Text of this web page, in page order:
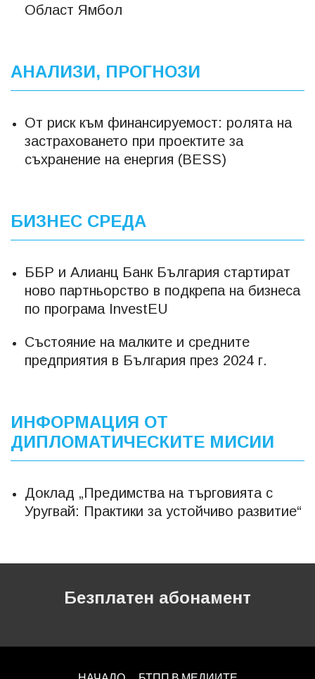
Област Ямбол
АНАЛИЗИ, ПРОГНОЗИ
От риск към финансируемост: ролята на
застраховането при проектите за
съхранение на енергия (BESS)
БИЗНЕС СРЕДА
ББР и Алианц Банк България стартират
ново партньорство в подкрепа на бизнеса
по програма InvestEU
Състояние на малките и средните
предприятия в България през 2024 г.
ИНФОРМАЦИЯ ОТ
ДИПЛОМАТИЧЕСКИТЕ МИСИИ
Доклад „Предимства на търговията с
Уругвай: Практики за устойчиво развитие“
Безплатен абонамент